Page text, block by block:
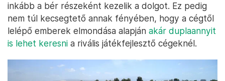
inkább a bér részeként kezelik a dolgot. Ez pedig
nem túl kecsegtető annak fényében, hogy a cégtől
lelépő emberek elmondása alapján akár duplaannyit
is lehet keresni a rivális játékfejlesztő cégeknél.